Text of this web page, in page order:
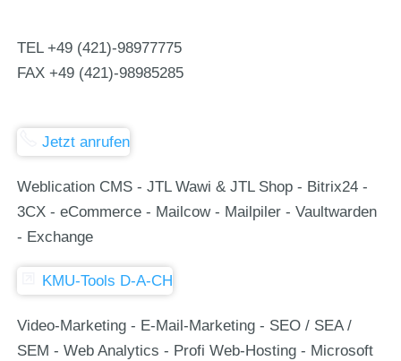
TEL+49 (421)-98977775
FAX +49 (421)-98985285
Jetzt anrufen
Weblication CMS - JTL Wawi & JTL Shop - Bitrix24 -
3CX - eCommerce - Mailcow - Mailpiler - Vaultwarden
- Exchange
KMU-Tools D-A-CH
Video-Marketing - E-Mail-Marketing - SEO / SEA /
SEM - Web Analytics - Profi Web-Hosting - Microsoft